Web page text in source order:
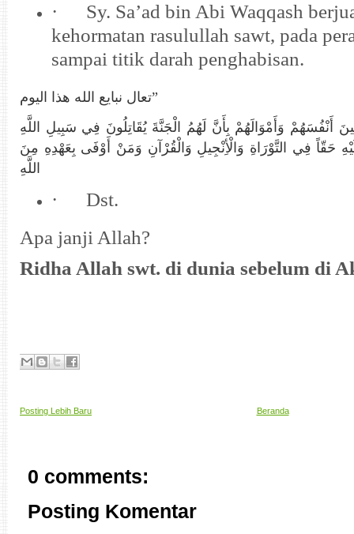
·
Sy. Sa’ad bin Abi Waqqash
kehormatan rasulullah sawt, pada
sampai titik darah penghabisan.
تعال نبايع الله هذا اليوم”
أَنْفُسَهُمْ وَأَمْوَالَهُمْ بِأَنَّ لَهُمُ الْجَنَّةَ يُقَاتِلُونَ فِي سَبِيلِ اللَّهِ
حَقّاً فِي التَّوْرَاةِ وَالْأِنْجِيلِ وَالْقُرْآنِ وَمَنْ أَوْفَى بِعَهْدِهِ مِنَ
اللَّهِ
·
Dst.
Apa janji Allah?
Ridha Allah swt. di dunia sebelum di
Posting Lebih Baru Beranda
0 comments:
Posting Komentar